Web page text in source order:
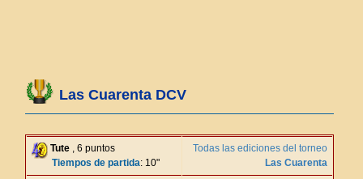
Las Cuarenta DCV
Tute , 6 puntos
Tiempos de partida: 10"
Todas las ediciones del torneo
Las Cuarenta